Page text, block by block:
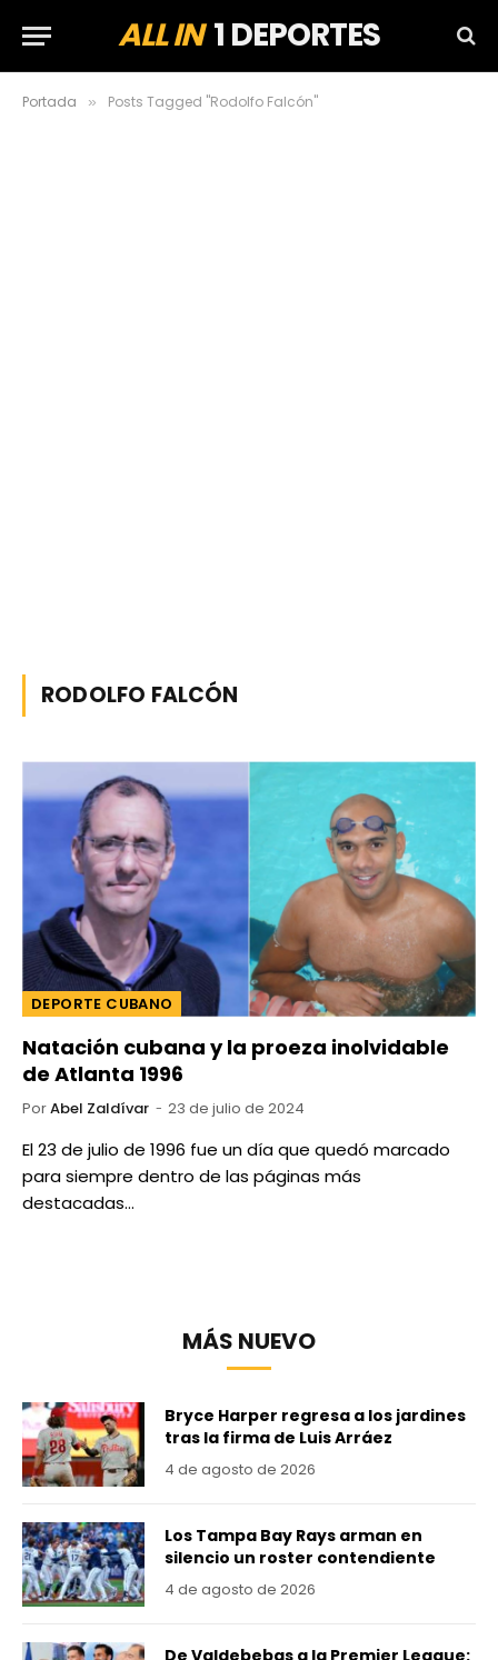
ALL IN1 DEPORTES
Portada » Posts Tagged "Rodolfo Falcón"
RODOLFO FALCÓN
DEPORTE CUBANO
Natación cubana y la proeza inolvidable
de Atlanta 1996
PorAbel Zaldívar 23 de julio de 2024
El 23 de julio de 1996 fue un día que quedó marcado
para siempre dentro de las páginas más
destacadas…
MÁS NUEVO
Bryce Harper regresa a los jardines
tras la firma de Luis Arráez
4 de agosto de 2026
Los Tampa Bay Rays arman en
silencio un roster contendiente
4 de agosto de 2026
De Valdebebas a la Premier League: